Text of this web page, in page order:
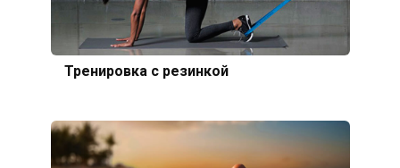
Тренировка с резинкой